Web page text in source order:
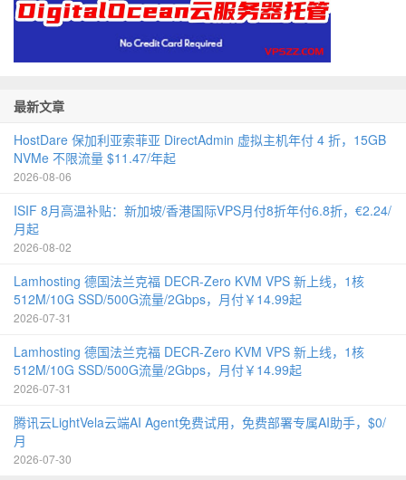
最新文章
HostDare 保加利亚索菲亚 DirectAdmin 虚拟主机年付 4 折，15GB
NVMe 不限流量 $11.47/年起
2026-08-06
ISIF 8月高温补贴：新加坡/香港国际VPS月付8折年付6.8折，€2.24/
月起
2026-08-02
Lamhosting 德国法兰克福 DECR-Zero KVM VPS 新上线，1核
512M/10G SSD/500G流量/2Gbps，月付￥14.99起
2026-07-31
Lamhosting 德国法兰克福 DECR-Zero KVM VPS 新上线，1核
512M/10G SSD/500G流量/2Gbps，月付￥14.99起
2026-07-31
腾讯云LightVela云端AI Agent免费试用，免费部署专属AI助手，$0/
月
2026-07-30